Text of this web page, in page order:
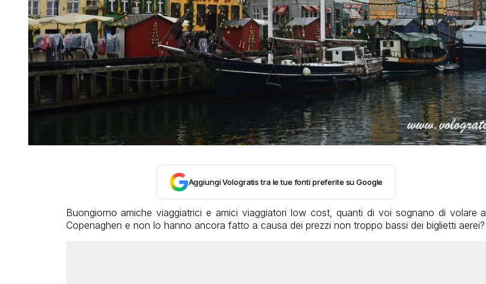
Aggiungi Vologratis tra le tue fonti preferite su Google
Buongiorno amiche viaggiatrici e amici viaggiatori low cost, quanti di voi sognano di volare a
Copenaghen e non lo hanno ancora fatto a causa dei prezzi non troppo bassi dei biglietti aerei?